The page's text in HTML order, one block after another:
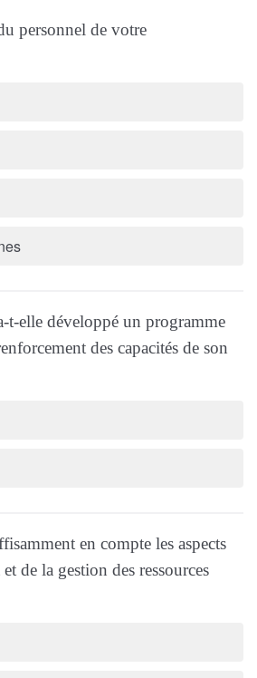
personnel de votre
t-elle développé un programme
des capacités de son
en compte les aspects
de la gestion des ressources